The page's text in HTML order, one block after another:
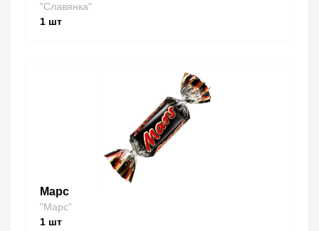
"Славянка"
1 шт
Марс
"Марс"
1 шт